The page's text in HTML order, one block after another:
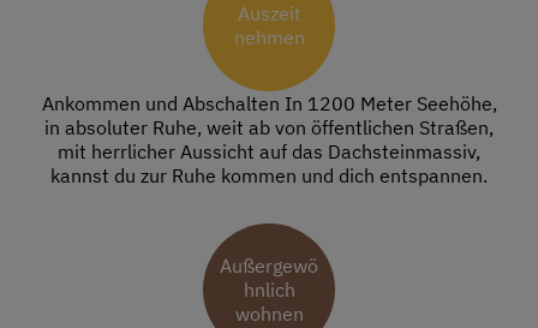
Auszeit
nehmen
Ankommen und Abschalten In 1200 Meter Seehöhe,
in absoluter Ruhe, weit ab von öffentlichen Straßen,
mit herrlicher Aussicht auf das Dachsteinmassiv,
kannst du zur Ruhe kommen und dich entspannen.
Außergewö
hnlich
wohnen